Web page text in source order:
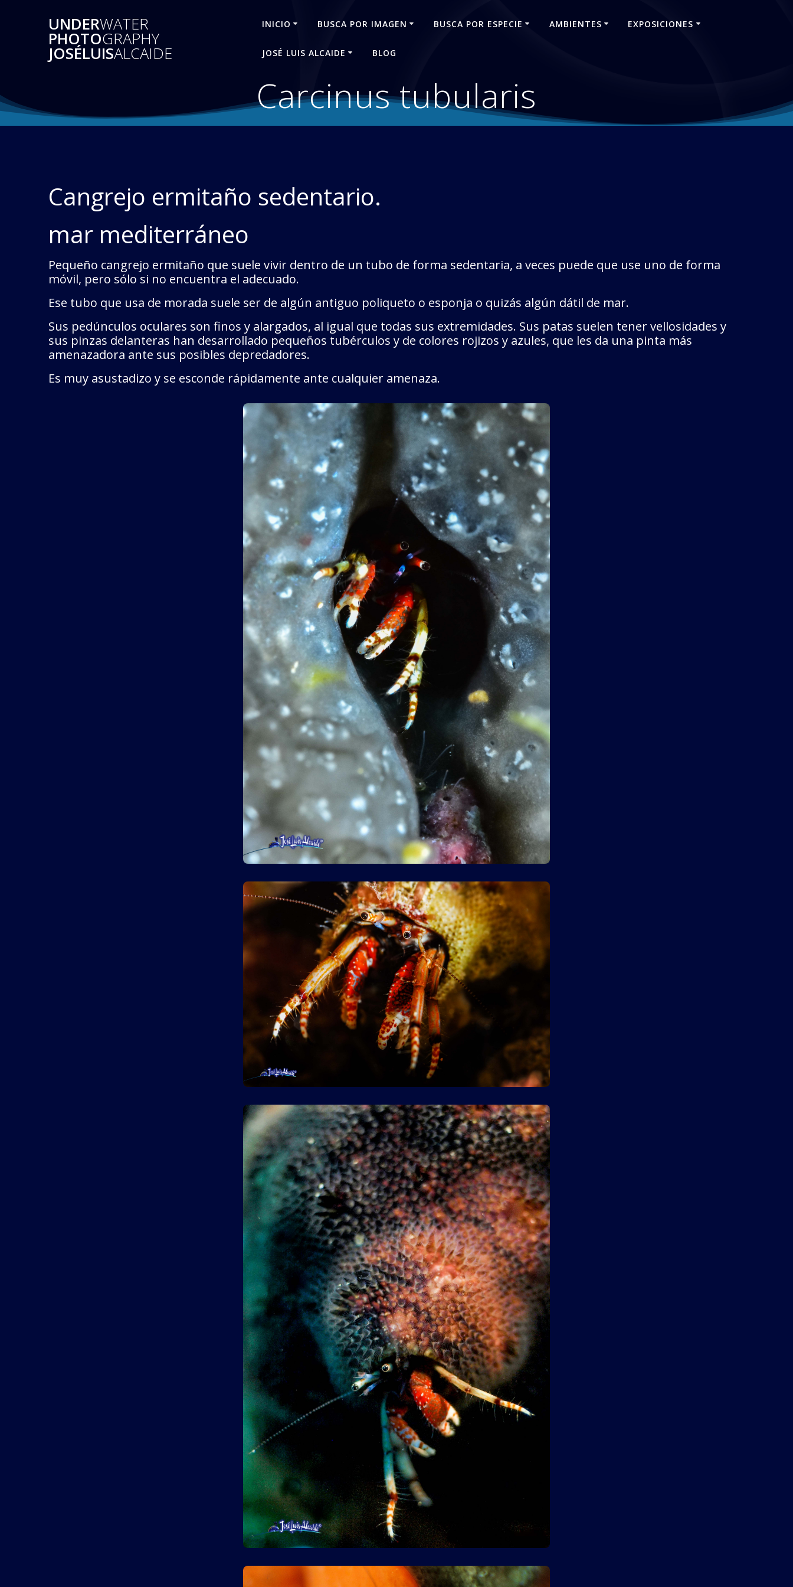
UNDERWATER
PHOTOGRAPHY
JOSÉLUISALCAIDE
INICIO BUSCA POR IMAGEN BUSCA POR ESPECIE AMBIENTES EXPOSICIONES
JOSÉ LUIS ALCAIDE BLOG
Carcinus tubularis
Cangrejo ermitaño sedentario.
mar mediterráneo
Pequeño cangrejo ermitaño que suele vivir dentro de un tubo de forma sedentaria, a veces puede que use uno de forma
móvil, pero sólo si no encuentra el adecuado.
Ese tubo que usa de morada suele ser de algún antiguo poliqueto o esponja o quizás algún dátil de mar.
Sus pedúnculos oculares son finos y alargados, al igual que todas sus extremidades. Sus patas suelen tener vellosidades y
sus pinzas delanteras han desarrollado pequeños tubérculos y de colores rojizos y azules, que les da una pinta más
amenazadora ante sus posibles depredadores.
Es muy asustadizo y se esconde rápidamente ante cualquier amenaza.